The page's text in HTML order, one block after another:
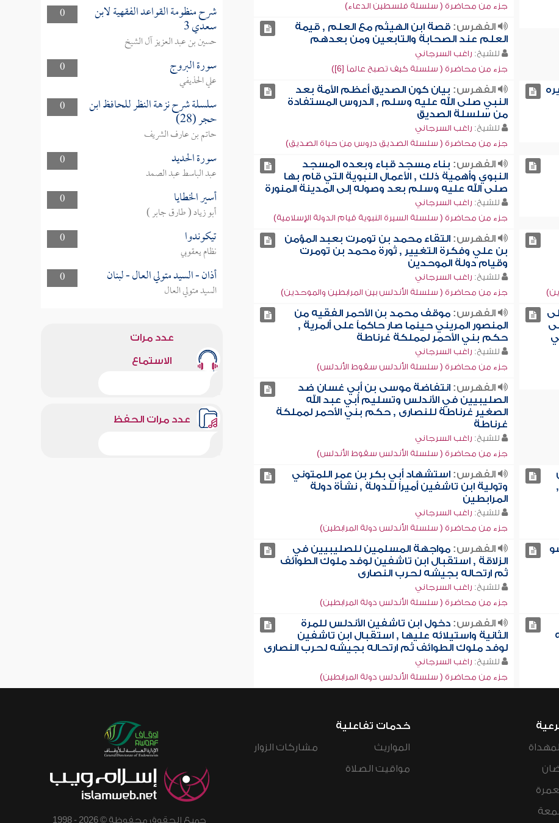
جزء من محاضرة ( سلسلة فلسطين الدعاء)
الفهرس: قصة ابن الهيثم مع العلم , قيمة
العلم عند الصحابة والتابعين ومن بعدهم
للشيخ: راغب السرجاني
جزء من محاضرة ( سلسلة كيف تصبح عالماً [6])
الفهرس: بيان كون الصديق أعظم الأمة بعد
النبي صلى الله عليه وسلم , الدروس المستفادة
من سلسلة الصديق
للشيخ: راغب السرجاني
جزء من محاضرة ( سلسلة الصديق دروس من حياة الصديق)
الفهرس: بناء مسجد قباء وبعده المسجد
النبوي وأهمية ذلك , الأعمال النبوية التي قام بها
صلى الله عليه وسلم بعد وصوله إلى المدينة المنورة
للشيخ: راغب السرجاني
جزء من محاضرة ( سلسلة السيرة النبوية قيام الدولة الإسلامية)
الفهرس: التقاء محمد بن تومرت بعبد المؤمن
بن علي وفكرة التغيير , ثورة محمد بن تومرت
وقيام دولة الموحدين
للشيخ: راغب السرجاني
جزء من محاضرة ( سلسلة الأندلس بين المرابطين والموحدين)
الفهرس: موقف محمد بن الأحمر الفقيه من
المنصور المريني حينما صار حاكماً على ألمرية ,
حكم بني الأحمر لمملكة غرناطة
للشيخ: راغب السرجاني
جزء من محاضرة ( سلسلة الأندلس سقوط الأندلس)
الفهرس: انتفاضة موسى بن أبي غسان ضد
الصليبيين في الأندلس وتسليم أبي عبد الله
الصغير غرناطة للنصارى , حكم بني الأحمر لمملكة
غرناطة
للشيخ: راغب السرجاني
جزء من محاضرة ( سلسلة الأندلس سقوط الأندلس)
الفهرس: استشهاد أبي بكر بن عمر اللمتوني
وتولية ابن تاشفين أميراً للدولة , نشأة دولة
المرابطين
للشيخ: راغب السرجاني
جزء من محاضرة ( سلسلة الأندلس دولة المرابطين)
الفهرس: مواجهة المسلمين للصليبيين في
الزلاقة , استقبال ابن تاشفين لوفد ملوك الطوائف
ثم ارتحاله بجيشه لحرب النصارى
للشيخ: راغب السرجاني
جزء من محاضرة ( سلسلة الأندلس دولة المرابطين)
الفهرس: دخول ابن تاشفين الأندلس للمرة
الثانية واستيلائه عليها , استقبال ابن تاشفين
لوفد ملوك الطوائف ثم ارتحاله بجيشه لحرب النصارى
للشيخ: راغب السرجاني
جزء من محاضرة ( سلسلة الأندلس دولة المرابطين)
0 شرح منظومة القواعد الفقهية لابن
سعدي 3
حسين بن عبد العزيز آل الشيخ
0
سورة البروج
علي الحذيفي
0
سلسلة شرح نزهة النظر للحافظ ابن
حجر (28)
حاتم بن عارف الشريف
0
سورة الحديد
عبد الباسط عبد الصمد
0
أسير الخطايا
أبو زياد ( طارق جابر )
0
تيكوندوا
نظام يعقوبي
0
أذان - السيد متولي العال - لبنان
السيد متولي العال
عدد مرات
الاستماع
عدد مرات الحفظ
خدمات تفاعلية
المواريث
مواقيت الصلاة
مشاركات الزوار
جميع الحقوق محفوظة © 2026 - 1998